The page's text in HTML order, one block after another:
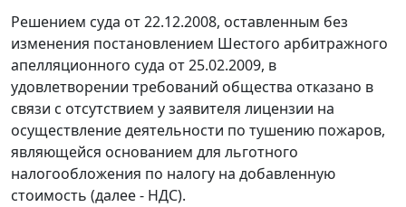
Решением суда от 22.12.2008, оставленным без
изменения постановлением Шестого арбитражного
апелляционного суда от 25.02.2009, в
удовлетворении требований общества отказано в
связи с отсутствием у заявителя лицензии на
осуществление деятельности по тушению пожаров,
являющейся основанием для льготного
налогообложения по налогу на добавленную
стоимость (далее - НДС).